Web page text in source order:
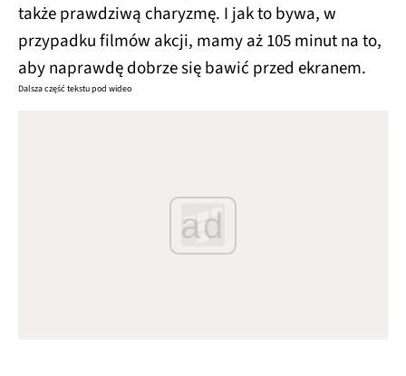
także prawdziwą charyzmę. I jak to bywa, w
przypadku filmów akcji, mamy aż 105 minut na to,
aby naprawdę dobrze się bawić przed ekranem.
Dalsza część tekstu pod wideo
ad